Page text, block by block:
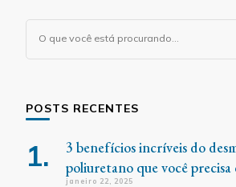
algo?
POSTS RECENTES
3 benefícios incríveis do
poliuretano que você precisa
janeiro 22, 2025